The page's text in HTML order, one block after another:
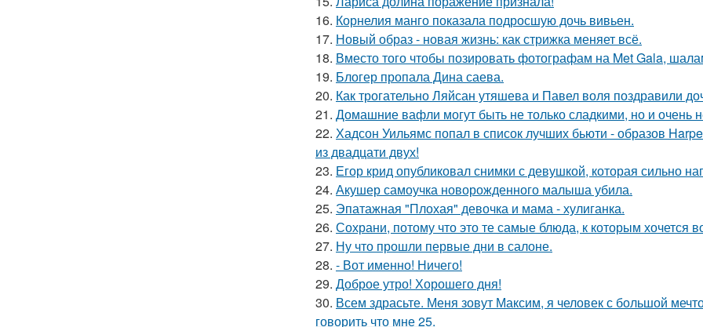
16. Корнелия манго показала подросшую дочь вивьен.
17. Новый образ - новая жизнь: как стрижка меняет всё.
18. Вместо того чтобы позировать фотографам на Met Gala,
19. Блогер пропала Дина саева.
20. Как трогательно Ляйсан утяшева и Павел воля поздравили
21. Домашние вафли могут быть не только сладкими, но и очень
22. Хадсон Уильямс попал в список лучших бьюти - образов
из двадцати двух!
23. Егор крид опубликовал снимки с девушкой, которая сильно
24. Акушер самоучка новорожденного малыша убила.
25. Эпатажная "Плохая" девочка и мама - хулиганка.
26. Сохрани, потому что это те самые блюда, к которым хочется
27. Ну что прошли первые дни в салоне.
28. - Вот именно! Ничего!
29. Доброе утро! Хорошего дня!
30. Всем здрасьте. Меня зовут Максим, я человек с большой
говорить что мне 25.